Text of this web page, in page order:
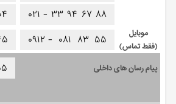
۰۲۱ - ۳۳ ۹۴ ۶۷ ۸۸
موبایل
(فقط تماس)
۰۹۱۲ - ۰۸۱ ۸۳ ۵۵
پیام رسان های داخلی